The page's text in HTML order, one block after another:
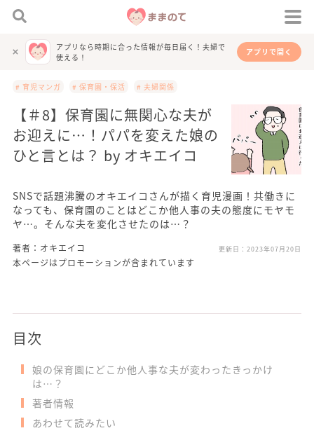
アプリなら時期に合った情報が毎日届く！夫婦で
使える！
アプリで開く
# 育児マンガ # 保育園・保活 # 夫婦関係
【＃8】保育園に無関心な夫が
お迎えに…！パパを変えた娘の
ひと言とは？ by オキエイコ
SNSで話題沸騰のオキエイコさんが描く育児漫画！共働きに
なっても、保育園のことはどこか他人事の夫の態度にモヤモ
ヤ…。そんな夫を変化させたのは…？
著者：オキエイコ 更新日： 2023年07月20日
本ページはプロモーションが含まれています
目次
娘の保育園にどこか他人事な夫が変わったきっかけ
は…？
著者情報
あわせて読みたい